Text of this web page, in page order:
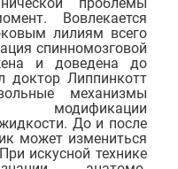
Вовлекается
лилиям всего
спинномозговой
и доведена до
доктор Липпинкотт
механизмы
До и после
может измениться
искусной технике